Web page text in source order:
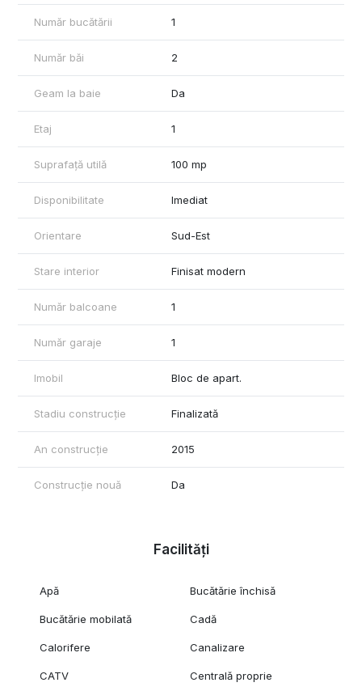
confort, fiind o alegere excelentă pentru cei care caută un
apartament premium într-o zonă liniștită și bine conectată.
Număr bucătării 1
Număr băi 2
Geam la baie Da
Etaj 1
Suprafață utilă 100 mp
Disponibilitate Imediat
Orientare Sud-Est
Stare interior Finisat modern
Număr balcoane 1
Număr garaje 1
Imobil Bloc de apart.
Stadiu construcție Finalizată
An construcție 2015
Construcție nouă Da
Facilități
Apă Bucătărie închisă
Bucătărie mobilată Cadă
Calorifere Canalizare
CATV Centrală proprie